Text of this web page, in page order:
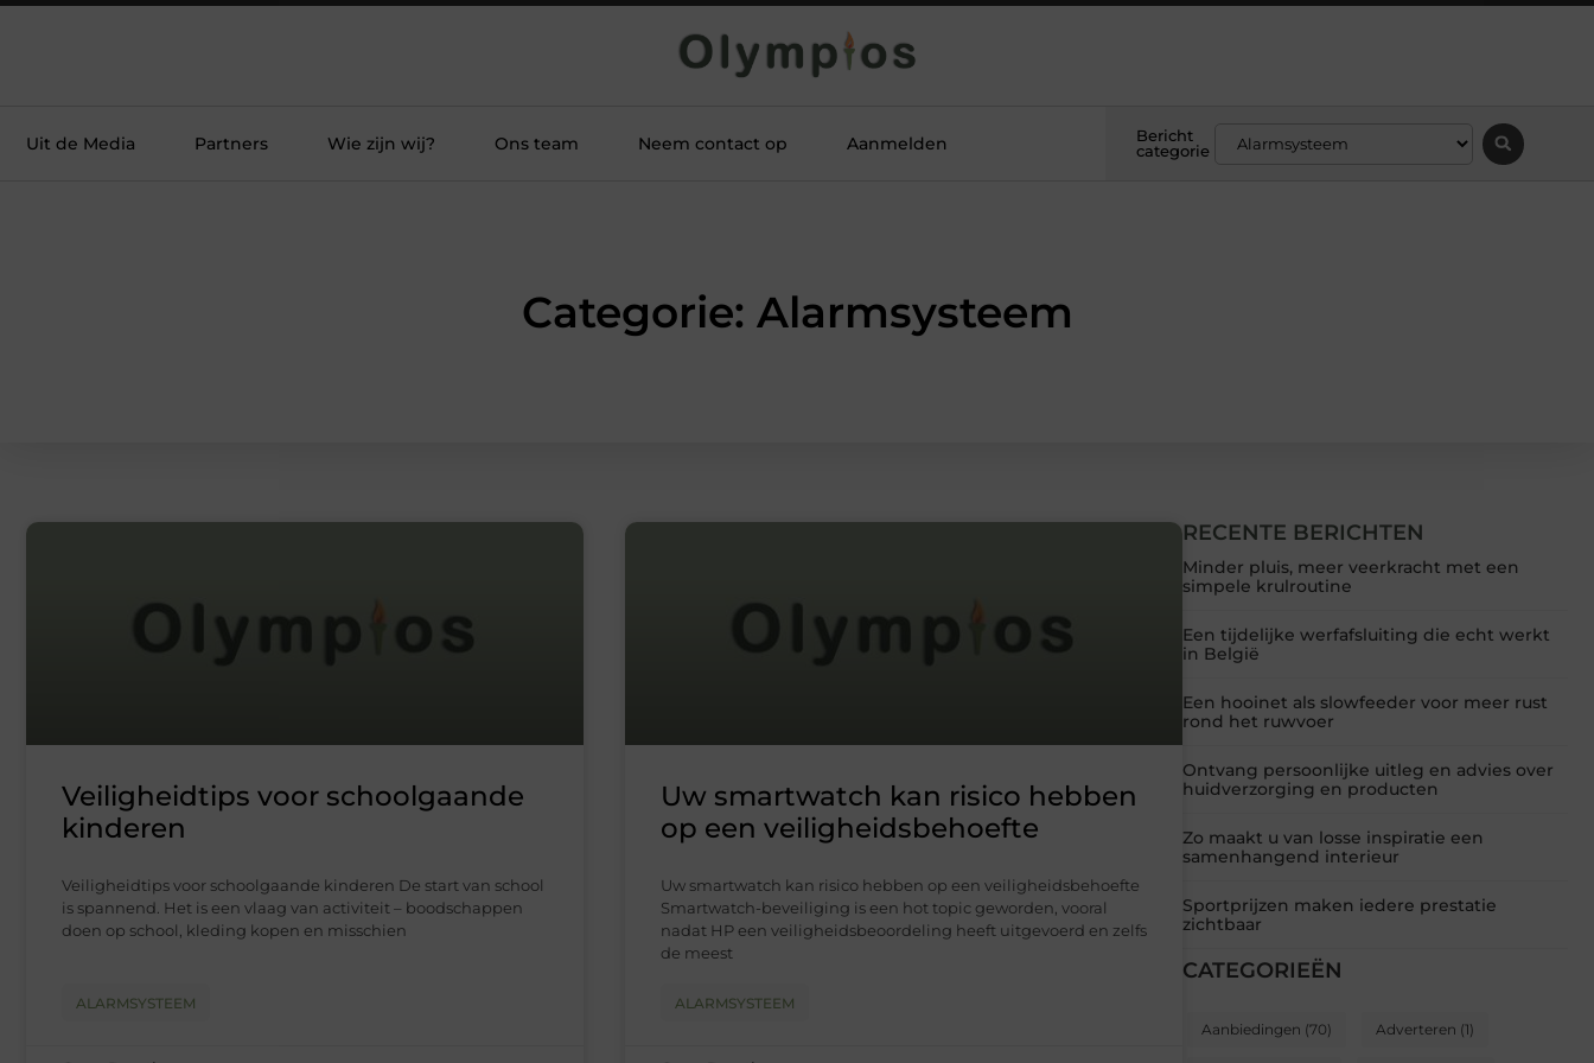
Uit de Media Partners Wie zijn wij? Ons team Neem contact op Aanmelden
Bericht
categorie
Categorie: Alarmsysteem
RECENTE BERICHTEN
Minder pluis, meer veerkracht met een
simpele krulroutine
Een tijdelijke werfafsluiting die echt werkt
in België
Een hooinet als slowfeeder voor meer rust
rond het ruwvoer
Ontvang persoonlijke uitleg en advies over
huidverzorging en producten
Zo maakt u van losse inspiratie een
samenhangend interieur
Sportprijzen maken iedere prestatie
zichtbaar
CATEGORIEËN
Aanbiedingen (70) Adverteren (1)
Veiligheidtips voor schoolgaande
kinderen
Veiligheidtips voor schoolgaande kinderen De start van school
is spannend. Het is een vlaag van activiteit – boodschappen
doen op school, kleding kopen en misschien
ALARMSYSTEEM
Uw smartwatch kan risico hebben
op een veiligheidsbehoefte
Uw smartwatch kan risico hebben op een veiligheidsbehoefte
Smartwatch-beveiliging is een hot topic geworden, vooral
nadat HP een veiligheidsbeoordeling heeft uitgevoerd en zelfs
de meest
ALARMSYSTEEM